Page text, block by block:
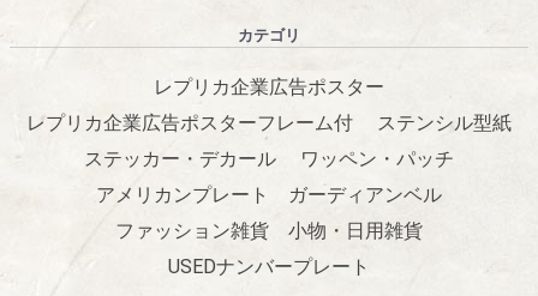
カテゴリ
レプリカ企業広告ポスター
レプリカ企業広告ポスターフレーム付
ステンシル型紙
ステッカー・デカール
ワッペン・パッチ
アメリカンプレート
ガーディアンベル
ファッション雑貨
小物・日用雑貨
USEDナンバープレート